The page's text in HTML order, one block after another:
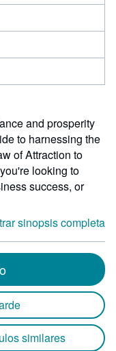
and prosperity
to harnessing the
of Attraction to
looking to
success, or
sinopsis completa
similares